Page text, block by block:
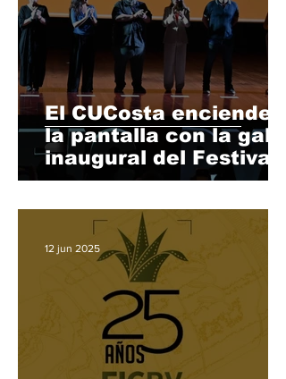
El CUCosta enciende
la pantalla con la gala
inaugural del Festival
Internacional de Cine
12 jun 2025